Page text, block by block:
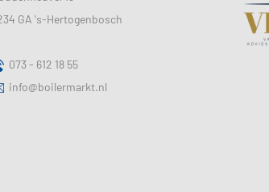
GA 's-Hertogenbosch
073 - 612 18 55
info@boilermarkt.nl